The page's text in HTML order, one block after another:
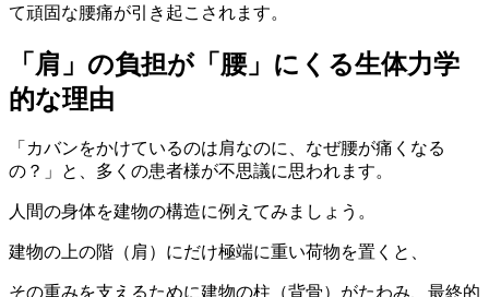
て頑固な腰痛が引き起こされます。
「肩」の負担が「腰」にくる生体力学
的な理由
「カバンをかけているのは肩なのに、なぜ腰が痛くなる
の？」と、多くの患者様が不思議に思われます。
人間の身体を建物の構造に例えてみましょう。
建物の上の階（肩）にだけ極端に重い荷物を置くと、
その重みを支えるために建物の柱（背骨）がたわみ、最終的